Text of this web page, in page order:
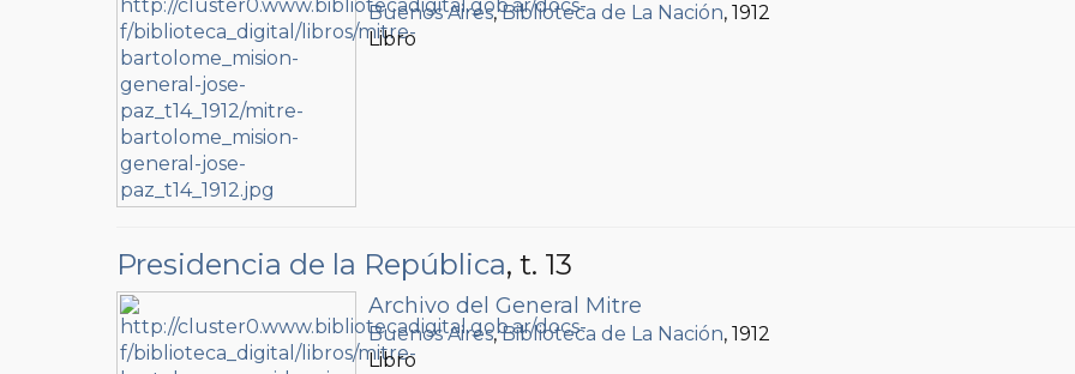
Buenos Aires,Biblioteca de La Nación, 1912
Libro
Presidencia de la República, t. 13
Archivo del General Mitre
Buenos Aires,Biblioteca de La Nación, 1912
Libro